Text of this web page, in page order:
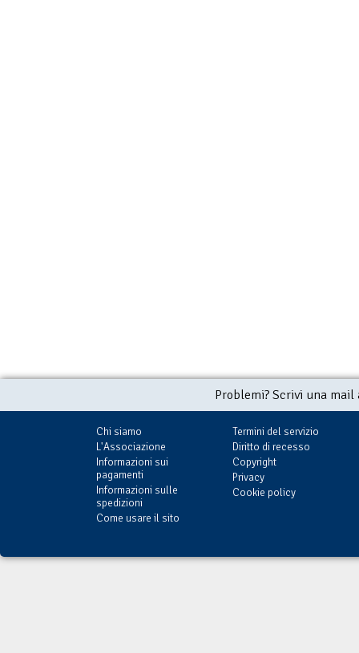
Problemi? Scrivi una
Chi siamo
L'Associazione
Informazioni sui
pagamenti
Informazioni sulle
spedizioni
Come usare il sito
Termini del servizio
Diritto di recesso
Copyright
Privacy
Cookie policy